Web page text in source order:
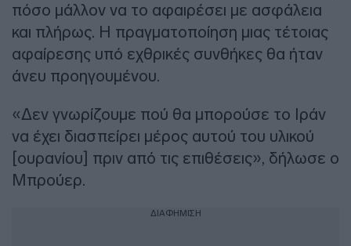
πόσο μάλλον να το αφαιρέσει με ασφάλεια
και πλήρως. Η πραγματοποίηση μιας τέτοιας
αφαίρεσης υπό εχθρικές συνθήκες θα ήταν
άνευ προηγουμένου.
«Δεν γνωρίζουμε πού θα μπορούσε το Ιράν
να έχει διασπείρει μέρος αυτού του υλικού
[ουρανίου] πριν από τις επιθέσεις», δήλωσε ο
Μπρούερ.
ΔΙΑΦΗΜΙΣΗ